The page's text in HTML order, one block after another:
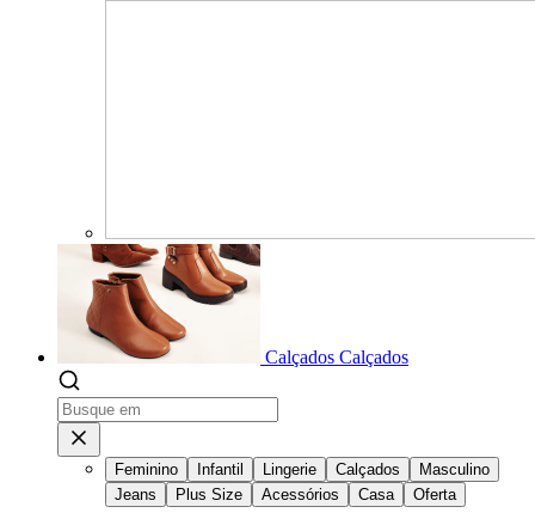
Calçados Calçados
Feminino Infantil Lingerie Calçados
Masculino
Jeans
Plus Size Acessórios Casa Oferta